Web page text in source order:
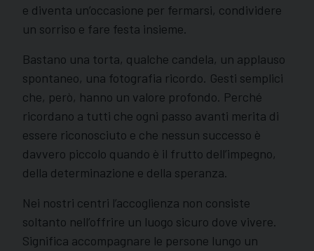
e diventa un’occasione per fermarsi, condividere
un sorriso e fare festa insieme.
Bastano una torta, qualche candela, un applauso
spontaneo, una fotografia ricordo. Gesti semplici
che, però, hanno un valore profondo. Perché
ricordano a tutti che ogni passo avanti merita di
essere riconosciuto e che nessun successo è
davvero piccolo quando è il frutto dell’impegno,
della determinazione e della speranza.
Nei nostri centri l’accoglienza non consiste
soltanto nell’offrire un luogo sicuro dove vivere.
Significa accompagnare le persone lungo un